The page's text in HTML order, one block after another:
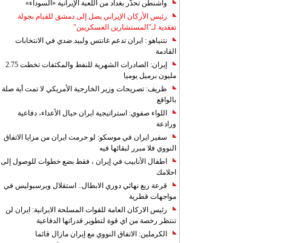
واشنطن تحذّر بغداد من اللعبة الإيرانية «السوداء»
رئيس الأركان الإيراني يصل إلى دمشق للقيام بجولة
تفقدية لـ"المستشارين العسكريين"
نتنياهو : ايران تدعم غانتس ولبيد ضدي في الانتخابات
القادمة
إيران: الصادرات الشهریة للنفط والمكثفات تخطت 2.75
مليون برميل يوميا
ظريف: تصريحات وزير الخارجية الأمريكي لا تمت أية صلة
بالواقع
اللواء صفوي: استراتيجية ايران حيال الأعداء، دفاعية
ورادعة
سفير ايران في موسكو: لو حرمت ايران من مزايا الاتفاق
النووي فلا مبرر لبقائها فيه
اطفال الأنابيب في إيران ، فقط بضع خطوات للوصول إلى
احلامك
قرعة ربع نهائي دوري الابطال.. استقلال وبرسبوليس في
مواجهات قطرية
رئيس الاركان العامة للقوات المسلحة الايرانية: ايران لن
تنتظر رخصة من اي قوة لتطوير قدراتها الدفاعية
الكرملين: الاتفاق النووي مع إيران مازال قائما